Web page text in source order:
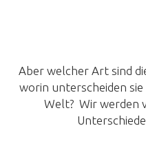
Aber welcher Art sind
worin unterscheiden sie
Welt? Wir werden